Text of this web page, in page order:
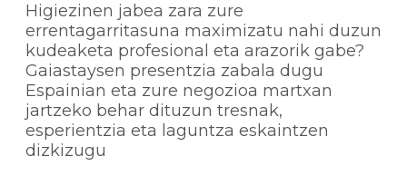
Higiezinen jabea zara zure
errentagarritasuna maximizatu nahi duzun
kudeaketa profesional eta arazorik gabe?
Gaiastaysen presentzia zabala dugu
Espainian eta zure negozioa martxan
jartzeko behar dituzun tresnak,
esperientzia eta laguntza eskaintzen
dizkizugu